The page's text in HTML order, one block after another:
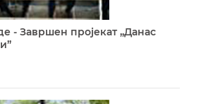
- Завршен пројекат „Данас